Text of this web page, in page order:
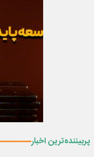
پربیننده‌ترین اخبار